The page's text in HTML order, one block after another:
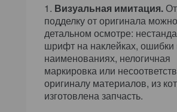
Визуальная имитация.
подделку от оригинала
детальном осмотре:
шрифт на наклейках, ошибки
наименованиях, нелогичная
маркировка или
оригиналу материалов, из
изготовлена запчасть.